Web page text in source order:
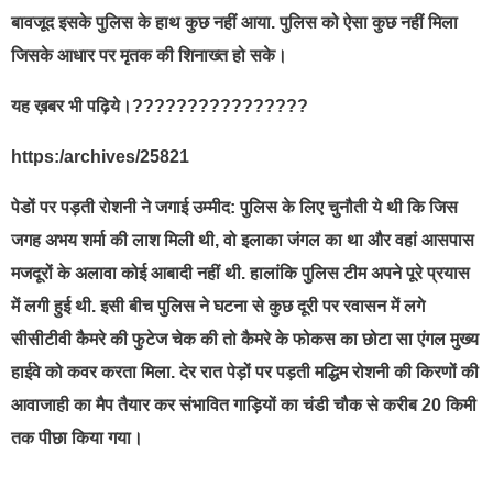
बावजूद इसके पुलिस के हाथ कुछ नहीं आया. पुलिस को ऐसा कुछ नहीं मिला
जिसके आधार पर मृतक की शिनाख्त हो सके।
यह ख़बर भी पढ़िये।????????????????
https:/archives/25821
पेडों पर पड़ती रोशनी ने जगाई उम्मीद: पुलिस के लिए चुनौती ये थी कि जिस
जगह अभय शर्मा की लाश मिली थी, वो इलाका जंगल का था और वहां आसपास
मजदूरों के अलावा कोई आबादी नहीं थी. हालांकि पुलिस टीम अपने पूरे प्रयास
में लगी हुई थी. इसी बीच पुलिस ने घटना से कुछ दूरी पर रवासन में लगे
सीसीटीवी कैमरे की फुटेज चेक की तो कैमरे के फोकस का छोटा सा एंगल मुख्य
हाईवे को कवर करता मिला. देर रात पेड़ों पर पड़ती मद्धिम रोशनी की किरणों की
आवाजाही का मैप तैयार कर संभावित गाड़ियों का चंडी चौक से करीब 20 किमी
तक पीछा किया गया।